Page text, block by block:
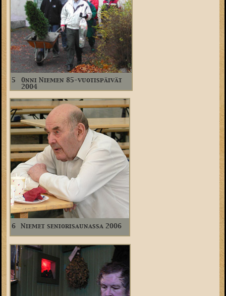
5
Onni Niemen 85-vuotispäivät
2004
6 Niemet seniorisaunassa 2006